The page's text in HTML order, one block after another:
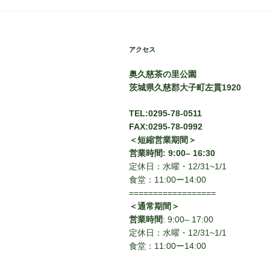
アクセス
奥久慈茶の里公園
茨城県久慈郡大子町左貫1920
TEL:0295-78-0511
FAX:0295-78-0992
＜短縮営業期間＞
営業時間: 9:00– 16:30
定休日：水曜・12/31~1/1
食堂：11:00ー14:00
==================
＜通常期間＞
営業時間: 9:00– 17:00
定休日：水曜・12/31~1/1
食堂：11:00ー14:00